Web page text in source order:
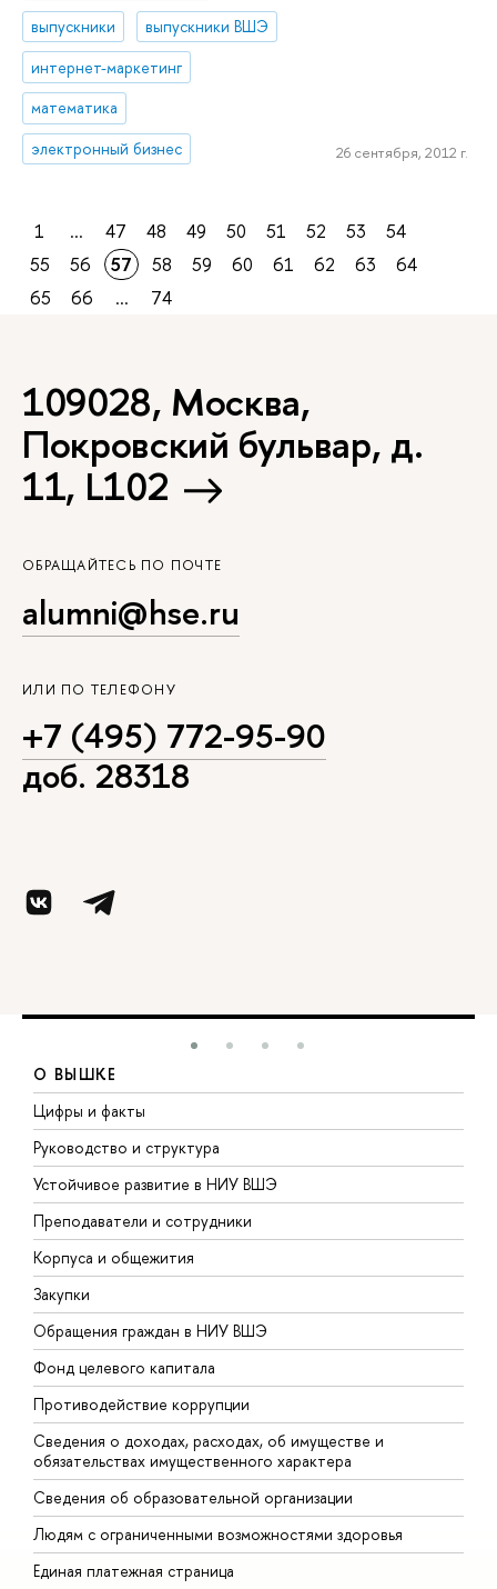
выпускники
выпускники ВШЭ
интернет-маркетинг
математика
электронный бизнес
26 сентября, 2012 г.
1 ... 47 48 49 50 51 52 53
54
55
56 57 58 59 60 61 62 63
64
65
66 ... 74
109028, Москва,
Покровский бульвар, д.
11, L102
ОБРАЩАЙТЕСЬ ПО ПОЧТЕ
alumni@hse.ru
ИЛИ ПО ТЕЛЕФОНУ
+7 (495) 772-95-90
доб. 28318
О ВЫШКЕ
Цифры и факты
Руководство и структура
Устойчивое развитие в НИУ ВШЭ
Преподаватели и сотрудники
Корпуса и общежития
Закупки
Обращения граждан в НИУ ВШЭ
Фонд целевого капитала
Противодействие коррупции
Сведения о доходах, расходах, об имуществе и
обязательствах имущественного характера
Сведения об образовательной организации
Людям с ограниченными возможностями здоровья
Единая платежная страница